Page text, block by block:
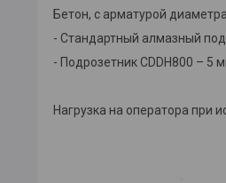
Бетон, с арматурой
- Стандартный алмазный
- Подрозетник CDDH800 – 5
Нагрузка на оператора при